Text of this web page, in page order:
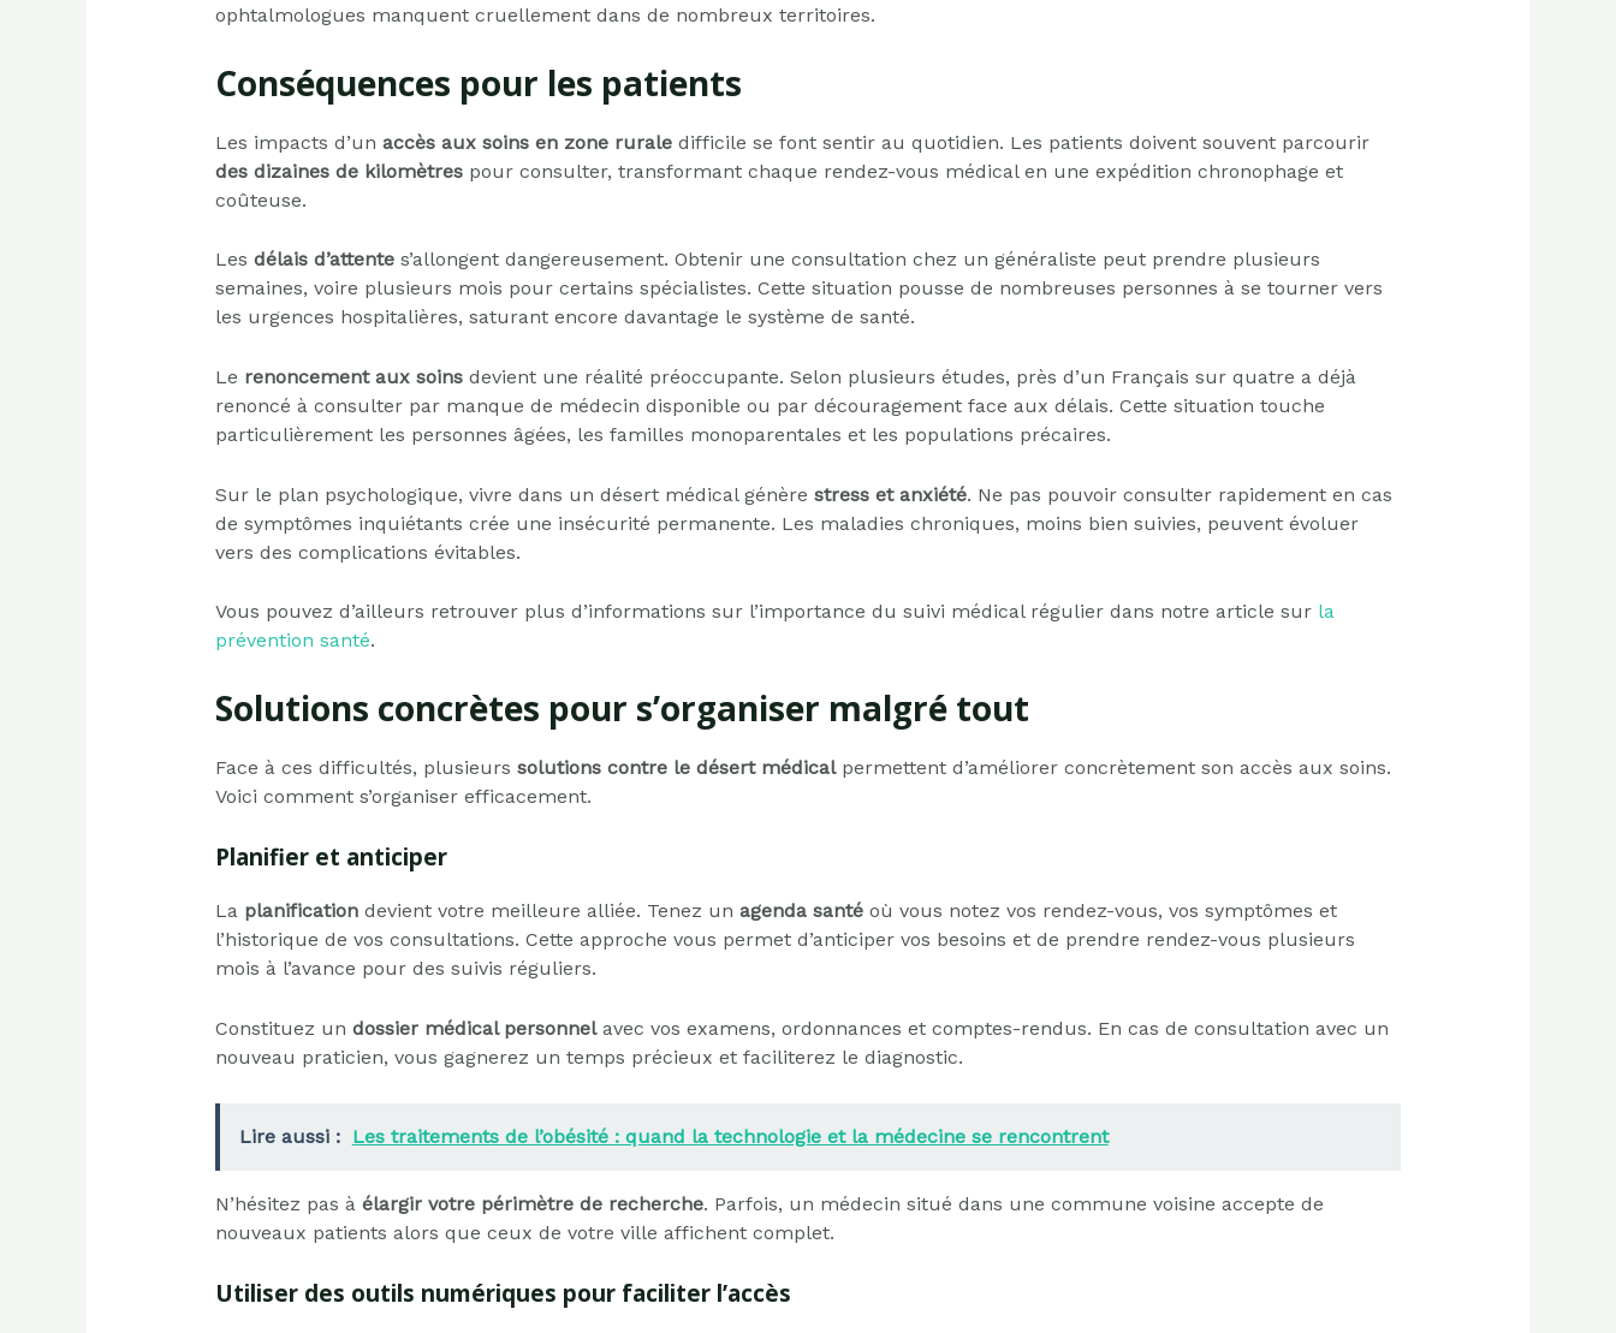
ophtalmologues manquent cruellement dans de nombreux territoires.
Conséquences pour les patients
Les impacts d’un accès aux soins en zone ruraledifficile se font sentir au quotidien. Les patients doivent souvent parcourir
des dizaines de kilomètrespour consulter, transformant chaque rendez-vous médical en une expédition chronophage et
coûteuse.
Les délais d’attentes’allongent dangereusement. Obtenir une consultation chez un généraliste peut prendre plusieurs
semaines, voire plusieurs mois pour certains spécialistes. Cette situation pousse de nombreuses personnes à se tourner vers
les urgences hospitalières, saturant encore davantage le système de santé.
Le renoncement aux soinsdevient une réalité préoccupante. Selon plusieurs études, près d’un Français sur quatre a déjà
renoncé à consulter par manque de médecin disponible ou par découragement face aux délais. Cette situation touche
particulièrement les personnes âgées, les familles monoparentales et les populations précaires.
Sur le plan psychologique, vivre dans un désert médical génère stress et anxiété. Ne pas pouvoir consulter rapidement en cas
de symptômes inquiétants crée une insécurité permanente. Les maladies chroniques, moins bien suivies, peuvent évoluer
vers des complications évitables.
Vous pouvez d’ailleurs retrouver plus d’informations sur l’importance du suivi médical régulier dans notre article sur la
prévention santé.
Solutions concrètes pour s’organiser malgré tout
Face à ces difficultés, plusieurs solutions contre le désert médicalpermettent d’améliorer concrètement son accès aux soins.
Voici comment s’organiser efficacement.
Planifier et anticiper
La planificationdevient votre meilleure alliée. Tenez un agenda santéoù vous notez vos rendez-vous, vos symptômes et
l’historique de vos consultations. Cette approche vous permet d’anticiper vos besoins et de prendre rendez-vous plusieurs
mois à l’avance pour des suivis réguliers.
Constituez un dossier médical personnelavec vos examens, ordonnances et comptes-rendus. En cas de consultation avec un
nouveau praticien, vous gagnerez un temps précieux et faciliterez le diagnostic.
Lire aussi : Les traitements de l’obésité : quand la technologie et la médecine se rencontrent
N’hésitez pas à élargir votre périmètre de recherche. Parfois, un médecin situé dans une commune voisine accepte de
nouveaux patients alors que ceux de votre ville affichent complet.
Utiliser des outils numériques pour faciliter l’accès